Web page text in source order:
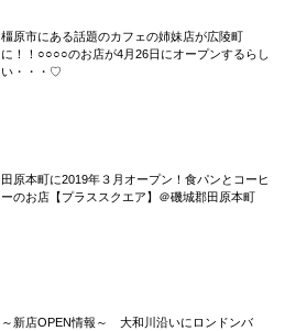
橿原市にある話題のカフェの姉妹店が広陵町
に！！○○○○のお店が4月26日にオープンするらし
い・・・♡
田原本町に2019年３月オープン！食パンとコーヒ
ーのお店【プラススクエア】＠磯城郡田原本町
～新店OPEN情報～ 大和川沿いにロンドンバ